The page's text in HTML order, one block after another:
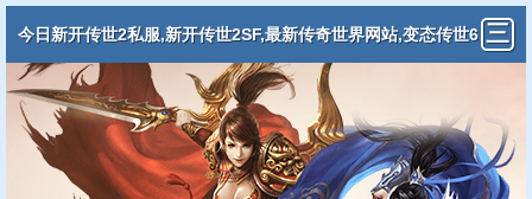
今日新开传世2私服,新开传世2SF,最新传奇世界网站,变态传世6
5535